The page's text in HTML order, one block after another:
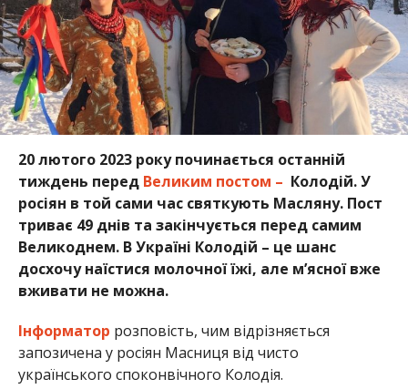
20 лютого 2023 року починається останній
тиждень перед Великим постом – Колодій. У
росіян в той сами час святкують Масляну. Пост
триває 49 днів та закінчується перед самим
Великоднем. В Україні Колодій – це шанс
досхочу наїстися молочної їжі, але м’ясної вже
вживати не можна.
Інформатор розповість, чим відрізняється
запозичена у росіян Масниця від чисто
українського споконвічного Колодія.